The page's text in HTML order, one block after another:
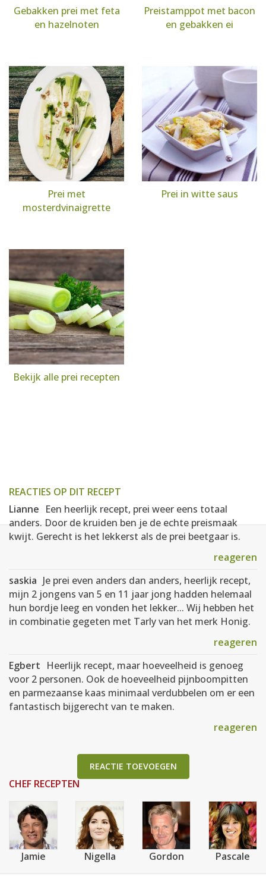
Gebakken prei met feta
en hazelnoten
Preistamppot met bacon
en gebakken ei
Prei met
mosterdvinaigrette
Prei in witte saus
Bekijk alle prei recepten
REACTIES OP DIT RECEPT
Lianne Een heerlijk recept, prei weer eens totaal
anders. Door de kruiden ben je de echte preismaak
kwijt. Gerecht is het lekkerst als de prei beetgaar is.
reageren
saskia Je prei even anders dan anders, heerlijk recept,
mijn 2 jongens van 5 en 11 jaar jong hadden helemaal
hun bordje leeg en vonden het lekker... Wij hebben het
in combinatie gegeten met Tarly van het merk Honig.
reageren
Egbert Heerlijk recept, maar hoeveelheid is genoeg
voor 2 personen. Ook de hoeveelheid pijnboompitten
en parmezaanse kaas minimaal verdubbelen om er een
fantastisch bijgerecht van te maken.
reageren
REACTIE TOEVOEGEN
CHEF RECEPTEN
Jamie Nigella Gordon Pascale